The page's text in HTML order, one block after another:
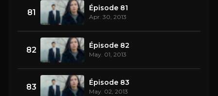
81 Épisode 81
Apr. 30, 2013
82 Épisode 82
May. 01, 2013
83 Épisode 83
May. 02, 2013